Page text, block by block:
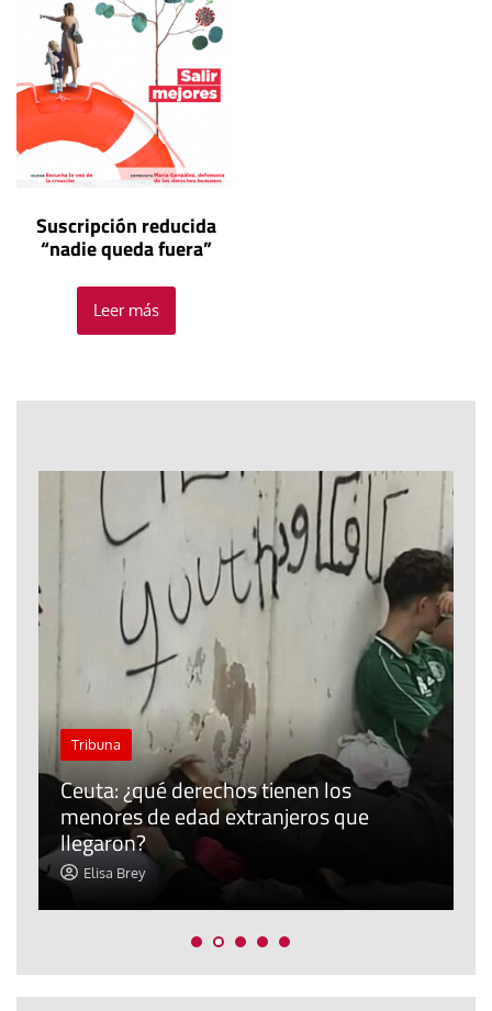
Suscripción reducida
“nadie queda fuera”
Leer más
Tribuna
Ceuta: ¿qué derechos tienen los
menores de edad extranjeros que
llegaron?
Elisa Brey